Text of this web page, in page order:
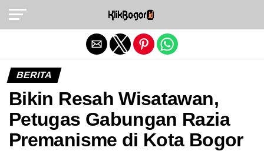
BERITA
Bikin Resah Wisatawan,
Petugas Gabungan Razia
Premanisme di Kota Bogor
Exit mobile version